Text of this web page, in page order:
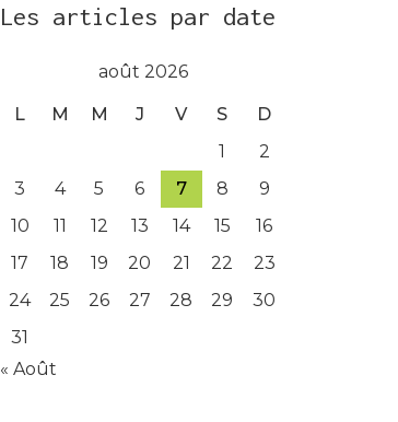
Les articles par date
août 2026
L M M J V S
D
1
2
3
4 5 6 7 8
9
10
11 12 13 14 15
16
17
18 19 20 21 22
23
24
25 26 27 28 29
30
31
« Août